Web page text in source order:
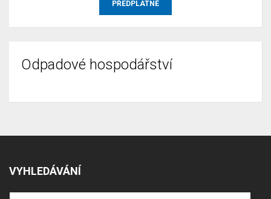
Odpadové hospodářství
VYHLEDÁVÁNÍ